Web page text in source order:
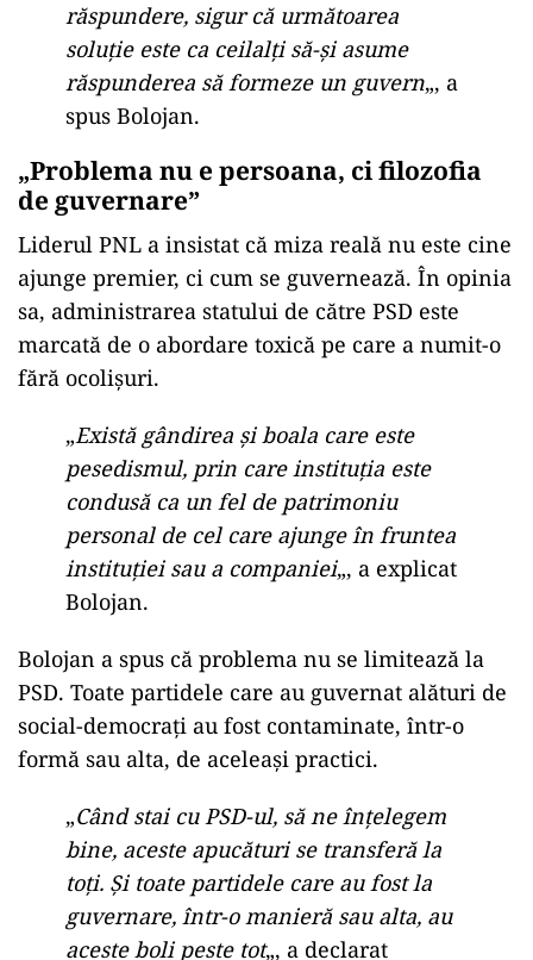
răspundere, sigur că următoarea
soluție este ca ceilalți să-și asume
răspunderea să formeze un guvern„, a
spus Bolojan.
„Problema nu e persoana, ci filozofia
de guvernare”
Liderul PNL a insistat că miza reală nu este cine
ajunge premier, ci cum se guvernează. În opinia
sa, administrarea statului de către PSD este
marcată de o abordare toxică pe care a numit-o
fără ocolișuri.
„Există gândirea și boala care este
pesedismul, prin care instituția este
condusă ca un fel de patrimoniu
personal de cel care ajunge în fruntea
instituției sau a companiei„, a explicat
Bolojan.
Bolojan a spus că problema nu se limitează la
PSD. Toate partidele care au guvernat alături de
social-democrați au fost contaminate, într-o
formă sau alta, de aceleași practici.
„Când stai cu PSD-ul, să ne înțelegem
bine, aceste apucături se transferă la
toți. Și toate partidele care au fost la
guvernare, într-o manieră sau alta, au
aceste boli peste tot„, a declarat